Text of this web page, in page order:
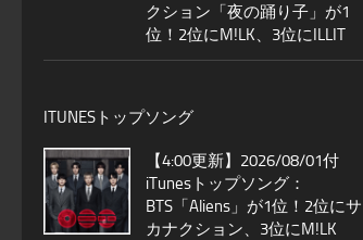
クション「夜の踊り子」が1
位！2位にM!LK、3位にILLIT
ITUNESトップソング
【4:00更新】2026/08/01付
iTunesトップソング：
BTS「Aliens」が1位！2位にサ
カナクション、3位にM!LK